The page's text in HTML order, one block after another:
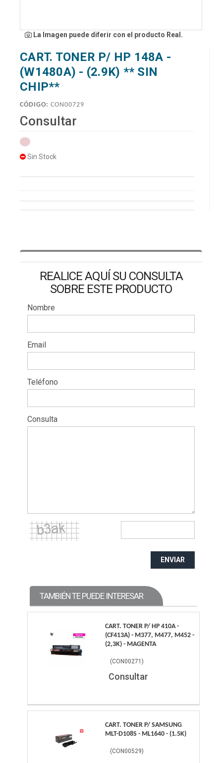
La Imagen puede diferir con el producto Real.
CART. TONER P/ HP 148A -
(W1480A) - (2.9K) ** SIN
CHIP**
CÓDIGO: CON00729
Consultar
Sin Stock
REALICE AQUÍ SU CONSULTA
SOBRE ESTE PRODUCTO
Nombre
Email
Teléfono
Consulta
ENVIAR
TAMBIÉN TE PUEDE INTERESAR
CART. TONER P/ HP 410A -
(CF413A) - M377, M477, M452 -
(2,3K) - MAGENTA
(CON00271 )
Consultar
CART. TONER P/ SAMSUNG
MLT-D108S - ML1640 - (1.5K)
(CON00529)